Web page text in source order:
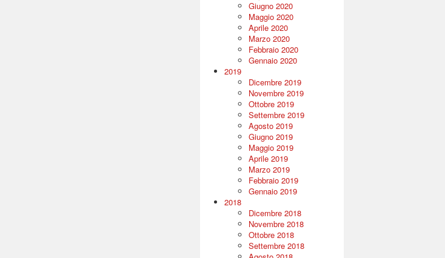
Giugno 2020
Maggio 2020
Aprile 2020
Marzo 2020
Febbraio 2020
Gennaio 2020
2019
Dicembre 2019
Novembre 2019
Ottobre 2019
Settembre 2019
Agosto 2019
Giugno 2019
Maggio 2019
Aprile 2019
Marzo 2019
Febbraio 2019
Gennaio 2019
2018
Dicembre 2018
Novembre 2018
Ottobre 2018
Settembre 2018